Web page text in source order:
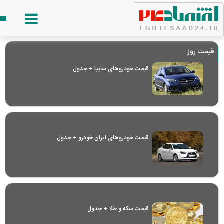
قیمت روز
قیمت خودرو‌های سایپا + جدول
قیمت خودرو‌های ایران خودرو + جدول
قیمت سکه و طلا + جدول